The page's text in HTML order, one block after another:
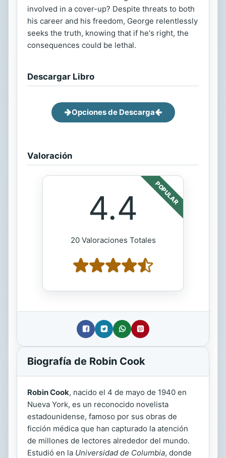
involved in a cover-up? Despite threats to both
his career and his freedom, George relentlessly
seeks the truth, knowing that if he's right, the
consequences could be lethal.
Descargar Libro
Opciones de Descarga
Valoración
POPULAR
4.4
20 Valoraciones Totales
Biografía de Robin Cook
Robin Cook, nacido el 4 de mayo de 1940 en
Nueva York, es un reconocido novelista
estadounidense, famoso por sus obras de
ficción médica que han capturado la atención
de millones de lectores alrededor del mundo.
Estudió en la Universidad de Columbia, donde